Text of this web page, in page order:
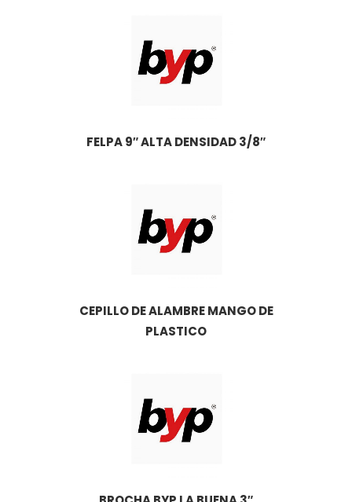
FELPA 9″ ALTA DENSIDAD 3/8″
CEPILLO DE ALAMBRE MANGO DE
PLASTICO